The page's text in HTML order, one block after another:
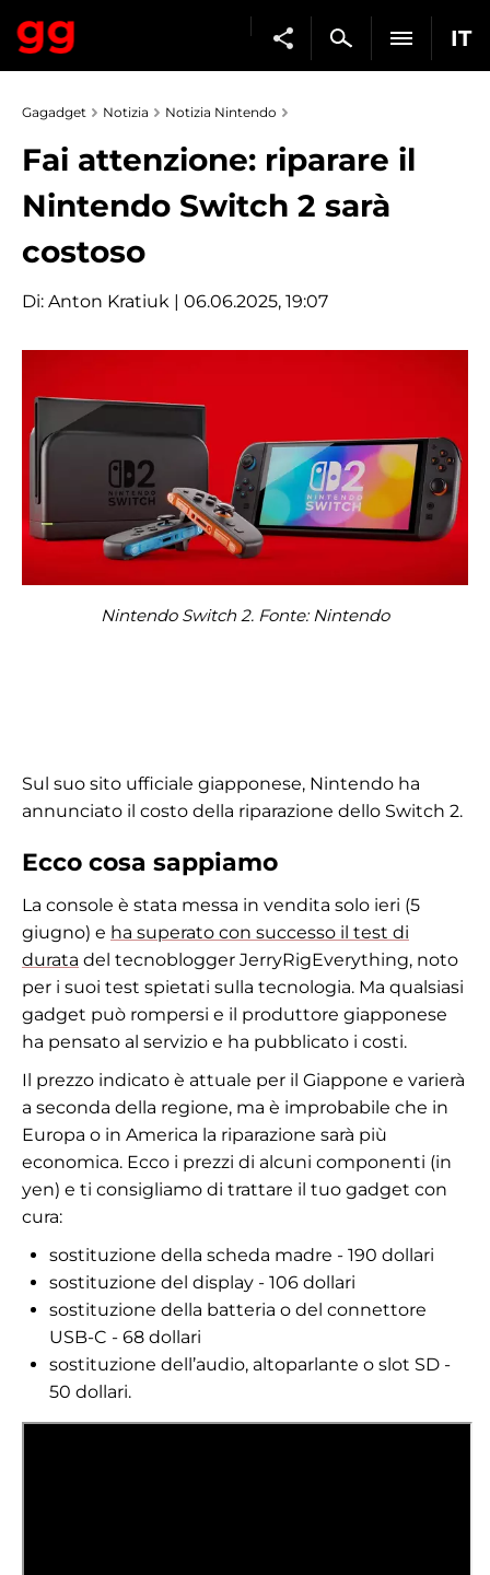
IT
Gagadget Notizia Notizia Nintendo
Fai attenzione: riparare il
Nintendo Switch 2 sarà
costoso
Di: Anton Kratiuk | 06.06.2025, 19:07
Nintendo Switch 2. Fonte: Nintendo
Sul suo sito ufficiale giapponese, Nintendo ha
annunciato il costo della riparazione dello Switch 2.
Ecco cosa sappiamo
La console è stata messa in vendita solo ieri (5
giugno) e ha superato con successo il test di
durata del tecnoblogger JerryRigEverything, noto
per i suoi test spietati sulla tecnologia. Ma qualsiasi
gadget può rompersi e il produttore giapponese
ha pensato al servizio e ha pubblicato i costi.
Il prezzo indicato è attuale per il Giappone e varierà
a seconda della regione, ma è improbabile che in
Europa o in America la riparazione sarà più
economica. Ecco i prezzi di alcuni componenti (in
yen) e ti consigliamo di trattare il tuo gadget con
cura:
sostituzione della scheda madre - 190 dollari
sostituzione del display - 106 dollari
sostituzione della batteria o del connettore
USB-C - 68 dollari
sostituzione dell’audio, altoparlante o slot SD -
50 dollari.